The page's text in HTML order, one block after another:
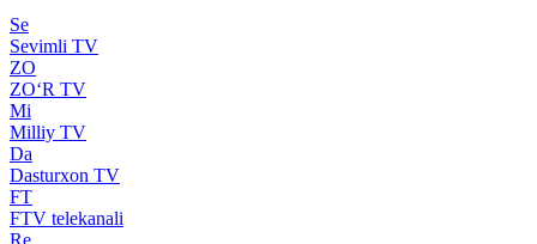
Se
Sevimli TV
ZO
ZO‘R TV
Mi
Milliy TV
Da
Dasturxon TV
FT
FTV telekanali
Re